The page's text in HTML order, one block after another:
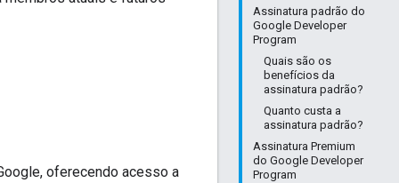
Assinatura padrão do
Google Developer
Program
Quais são os
benefícios da
assinatura padrão?
Quanto custa a
assinatura padrão?
Assinatura Premium
do Google Developer
Program
oferecendo acesso a